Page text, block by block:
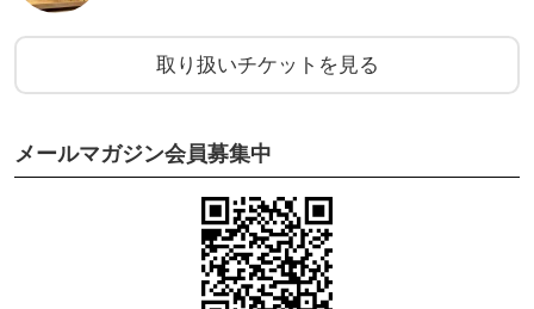
・おさしみ定食〈特上・伊勢海老付き〉：4,600円
（10月〜5月：伊勢海老／5月〜8月：紫うに）
・玉手箱（鮑・伊勢海老付き）：5,800円（税込）
■ ご利用にあたっての注意事項
取り扱いチケットを見る
メールマガジン会員募集中